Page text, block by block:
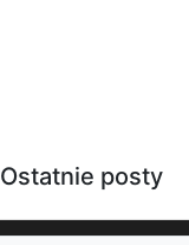
Ostatnie posty